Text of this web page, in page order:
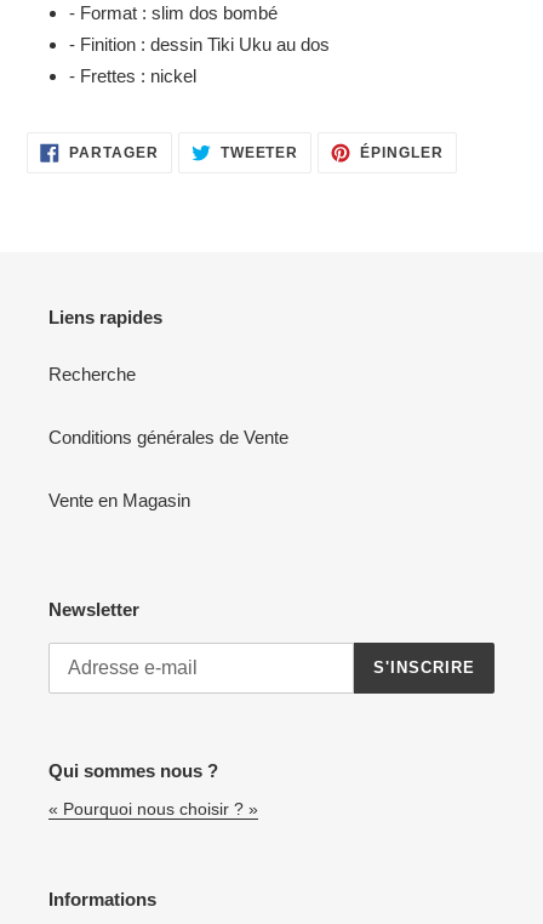
- Format : slim dos bombé
- Finition : dessin Tiki Uku au dos
- Frettes : nickel
PARTAGER PARTAGER
SUR
TWEETER TWEETER
SUR
ÉPINGLER
Liens rapides
Recherche
Conditions générales de Vente
Vente en Magasin
Newsletter
S'INSCRIRE
Qui sommes nous ?
« Pourquoi nous choisir ? »
Informations